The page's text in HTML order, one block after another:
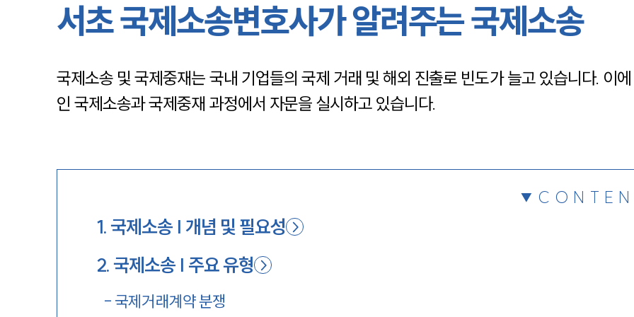
채용정보
서초 국제소송변호사가 알려주는 국제소송
국제소송 및 국제중재는 국내 기업들의 국제 거래 및 해외 진출로 빈도가 늘고 있습니다. 이
인 국제소송과 국제중재 과정에서 자문을 실시하고 있습니다.
1.국제소송 | 개념 및 필요성
2.국제소송 | 주요 유형
- 국제거래계약 분쟁